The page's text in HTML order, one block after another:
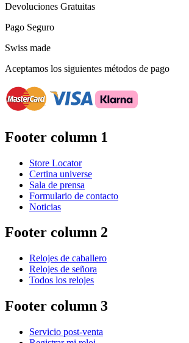
Devoluciones Gratuitas
Pago Seguro
Swiss made
Aceptamos los siguientes métodos de pago
Footer column 1
Store Locator
Certina universe
Sala de prensa
Formulario de contacto
Noticias
Footer column 2
Relojes de caballero
Relojes de señora
Todos los relojes
Footer column 3
Servicio post-venta